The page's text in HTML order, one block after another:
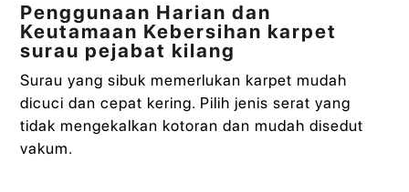
Penggunaan Harian dan
Keutamaan Kebersihan karpet
surau pejabat kilang
Surau yang sibuk memerlukan karpet mudah
dicuci dan cepat kering. Pilih jenis serat yang
tidak mengekalkan kotoran dan mudah disedut
vakum.